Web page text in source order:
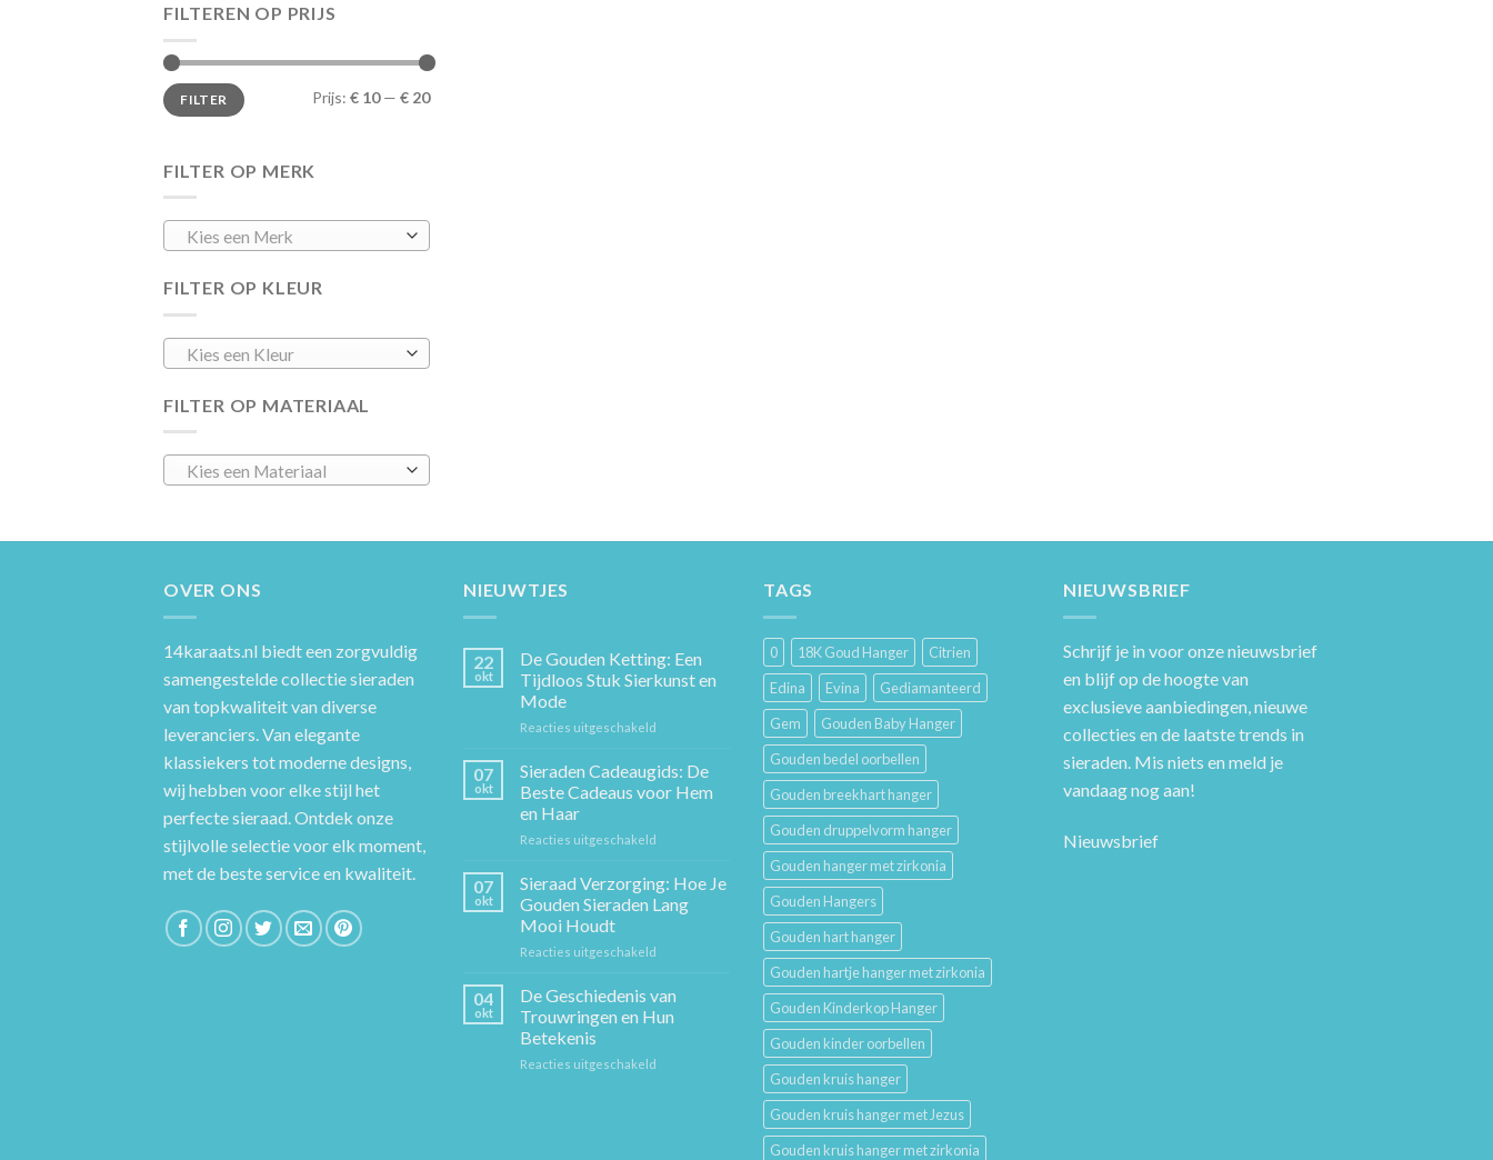
FILTEREN OP PRIJS
Min.
prijs
Max.
prijsFILTER Prijs: € 10— € 20
FILTER OP MERK
Kies een Merk
FILTER OP KLEUR
Kies een Kleur
FILTER OP MATERIAAL
Kies een Materiaal
OVER ONS
14karaats.nl biedt een zorgvuldig
samengestelde collectie sieraden
van topkwaliteit van diverse
leveranciers. Van elegante
klassiekers tot moderne designs,
wij hebben voor elke stijl het
perfecte sieraad. Ontdek onze
stijlvolle selectie voor elk moment,
met de beste service en kwaliteit.
NIEUWTJES
22
okt
De Gouden Ketting: Een
Tijdloos Stuk Sierkunst en
Mode
Reacties uitgeschakeld
Gouden
Ketting:
Een
Mode
07
okt
Sieraden Cadeaugids: De
Beste Cadeaus voor Hem
en Haar
Reacties uitgeschakeld
Cadeaugids:
De
Beste
07
okt
Sieraad Verzorging: Hoe Je
Gouden Sieraden Lang
Mooi Houdt
Reacties uitgeschakeld
Hoe
Je
04
okt
De Geschiedenis van
Trouwringen en Hun
Betekenis
Reacties uitgeschakeld
TAGS
0 18K Goud Hanger
Citrien
Edina
Evina
Gediamanteerd
Gem
Gouden Baby Hanger
Gouden bedel oorbellen
Gouden breekhart hanger
Gouden druppelvorm hanger
Gouden hanger met zirkonia
Gouden Hangers
Gouden hart hanger
Gouden hartje hanger met zirkonia
Gouden Kinderkop Hanger
Gouden kinder oorbellen
Gouden kruis hanger
Gouden kruis hanger met Jezus
Gouden kruis hanger met zirkonia
NIEUWSBRIEF
Schrijf je in voor onze nieuwsbrief
en blijf op de hoogte van
exclusieve aanbiedingen, nieuwe
collecties en de laatste trends in
sieraden. Mis niets en meld je
vandaag nog aan!
Nieuwsbrief